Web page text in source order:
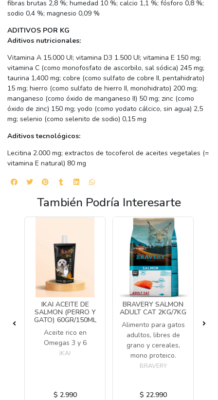
fibras brutas 2,8 %; humedad 10 %; calcio 1,1 %; fósforo 0,8 %;
sodio 0,4 %; magnesio 0,09 %
ADITIVOS POR KG
Aditivos nutricionales:
Vitamina A 15.000 UI; vitamina D3 1.500 UI; vitamina E 150 mg;
vitamina C (como monofosfato de ascorbilo, sal sódica) 245 mg;
taurina 1,400 mg; cobre (como sulfato de cobre II, pentahidrato)
15 mg; hierro (como sulfato de hierro II, monohidrato) 200 mg;
manganeso (como óxido de manganeso II) 50 mg; zinc (como
óxido de zinc) 150 mg; yodo (como yodato cálcico, sin agua) 2,5
mg; selenio (como selenito de sodio) 0,15 mg
Aditivos tecnológicos:
Lecitina 2.000 mg; extractos de tocoferol de aceites vegetales (=
vitamina E natural) 80 mg
También Podría Interesarte
IKAI ACEITE DE
SALMON (PERRO Y
GATO) 60GR/150ML
Aceite rico en
Omegas 3 y 6
IKAI
$ 2.990
BRAVERY SALMON
ADULT CAT 2KG/7KG
Alimento para gatos
adultos, libres de
grano y cereales,
mono proteico.
BRAVERY
$ 22.990